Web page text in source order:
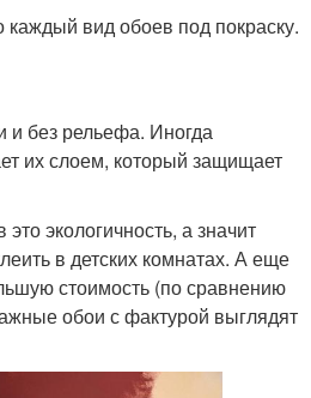
вид обоев под покраску.
без рельефа. Иногда
их слоем, который защищает
экологичность, а значит
в детских комнатах. А еще
стоимость (по сравнению
обои с фактурой выглядят